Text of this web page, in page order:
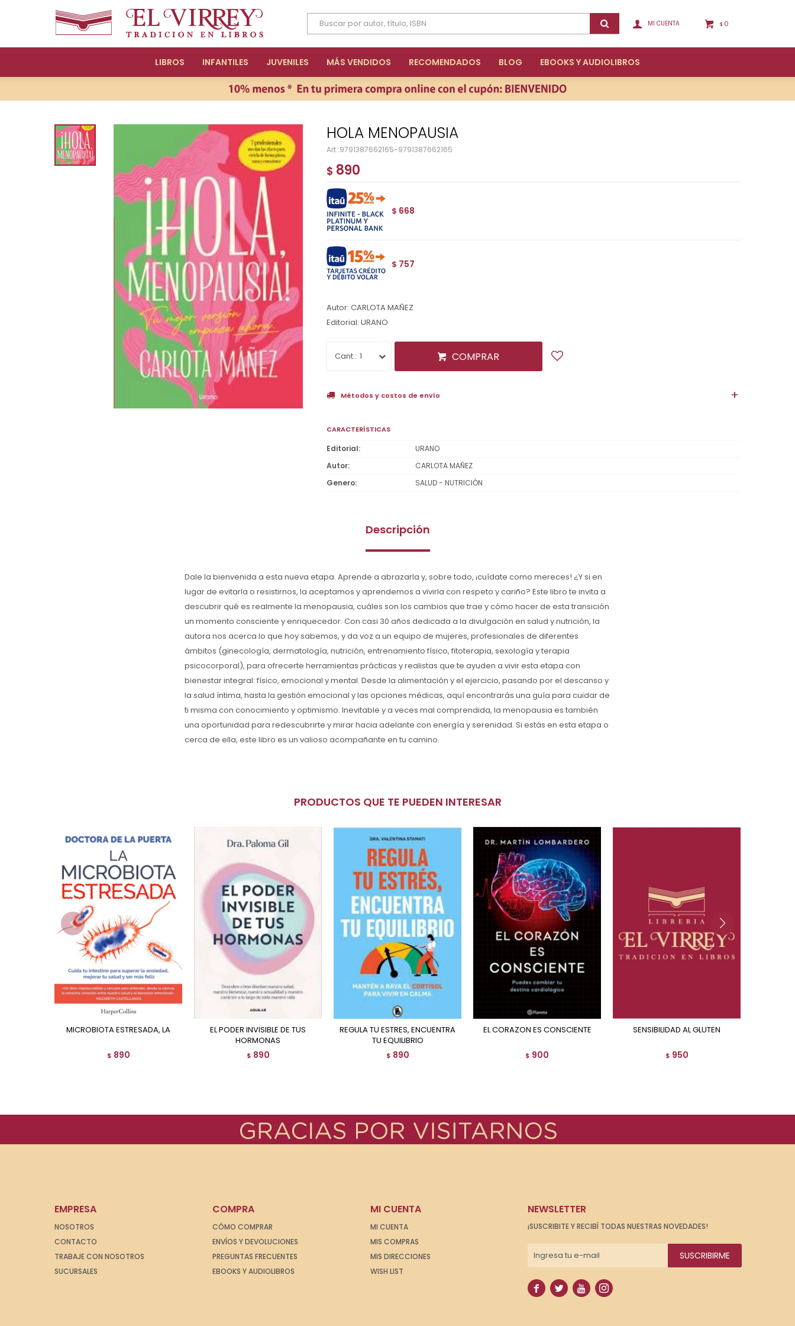
LIBROS INFANTILES JUVENILES MÁS VENDIDOS RECOMENDADOS BLOG EBOOKS Y AUDIOLIBROS
$ 0
HOLA MENOPAUSIA
9791387662165-9791387662165
$ 890
$ 668
$ 757
Autor: CARLOTA MAÑEZ
Editorial: URANO
1 COMPRAR
Métodos y costos de envío
CARACTERÍSTICAS
Editorial
URANO
Autor
CARLOTA MAÑEZ
Genero
SALUD - NUTRICIÓN
Descripción
Dale la bienvenida a esta nueva etapa. Aprende a abrazarla y, sobre todo, ¡cuídate como mereces! ¿Y si en
lugar de evitarla o resistirnos, la aceptamos y aprendemos a vivirla con respeto y cariño? Este libro te invita a
descubrir qué es realmente la menopausia, cuáles son los cambios que trae y cómo hacer de esta transición
un momento consciente y enriquecedor. Con casi 30 años dedicada a la divulgación en salud y nutrición, la
autora nos acerca lo que hoy sabemos, y da voz a un equipo de mujeres, profesionales de diferentes
ámbitos (ginecología, dermatología, nutrición, entrenamiento físico, fitoterapia, sexología y terapia
psicocorporal), para ofrecerte herramientas prácticas y realistas que te ayuden a vivir esta etapa con
bienestar integral: físico, emocional y mental. Desde la alimentación y el ejercicio, pasando por el descanso y
la salud íntima, hasta la gestión emocional y las opciones médicas, aquí encontrarás una guía para cuidar de
ti misma con conocimiento y optimismo. Inevitable y a veces mal comprendida, la menopausia es también
una oportunidad para redescubrirte y mirar hacia adelante con energía y serenidad. Si estás en esta etapa o
cerca de ella, este libro es un valioso acompañante en tu camino.
PRODUCTOS QUE TE PUEDEN INTERESAR
MICROBIOTA ESTRESADA, LA
$ 890
EL PODER INVISIBLE DE TUS
HORMONAS
$ 890
REGULA TU ESTRES, ENCUENTRA
TU EQUILIBRIO
$ 890
EL CORAZON ES CONSCIENTE
$ 900
SENSIBILIDAD AL GLUTEN
$ 950
EMPRESA
NOSOTROS
CONTACTO
TRABAJE CON NOSOTROS
SUCURSALES
COMPRA
CÓMO COMPRAR
ENVÍOS Y DEVOLUCIONES
PREGUNTAS FRECUENTES
EBOOKS Y AUDIOLIBROS
MI CUENTA
MI CUENTA
MIS COMPRAS
MIS DIRECCIONES
WISH LIST
NEWSLETTER
¡SUSCRIBITE Y RECIBÍ TODAS NUESTRAS NOVEDADES!
SUSCRIBIRME
   